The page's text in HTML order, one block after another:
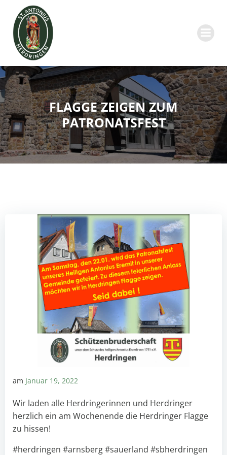
FLAGGE ZEIGEN ZUM
PATRONATSFEST
am Januar 19, 2022
Wir laden alle Herdringerinnen und Herdringer
herzlich ein am Wochenende die Herdringer Flagge
zu hissen!
#herdringen #arnsberg #sauerland #sbherdringen